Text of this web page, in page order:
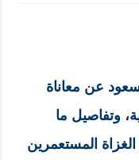
عن معاناة
وتفاصيل ما
المستعمرين